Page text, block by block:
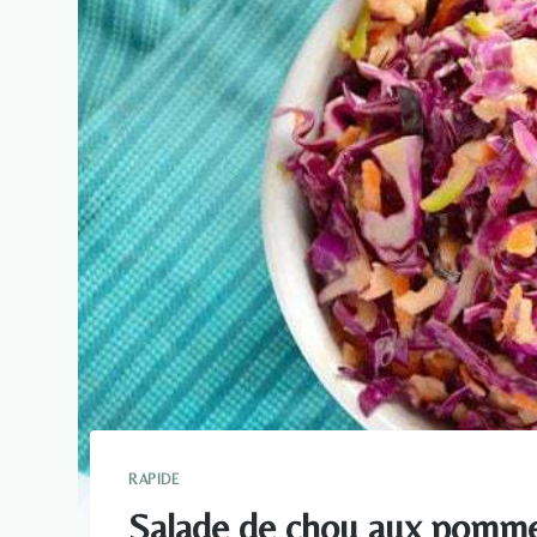
RAPIDE
Salade de chou aux